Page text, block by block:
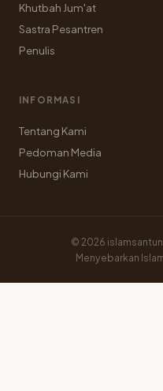
Khutbah Jum'at
Sastra Pesantren
Penulis
INFORMASI
Tentang Kami
Pedoman Media
Hubungi Kami
© 2026
Menyebarkan